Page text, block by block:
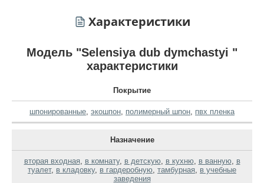
Характеристики
Модель "Selensiya dub dymchastyi "
характеристики
Покрытие
шпонированные экошпон полимерный шпон пвх пленка
Назначение
вторая входная в комнату, в детскую, в кухню, в ванную, в
туалет, в кладовку, в гардеробную тамбурная
в учебные
заведения